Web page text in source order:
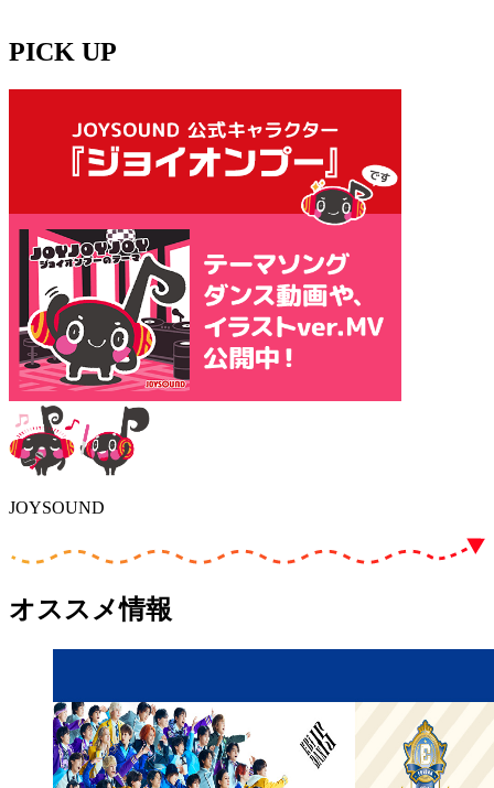
PICK UP
JOYSOUND
オススメ情報